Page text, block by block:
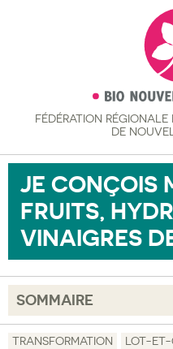
FÉDÉRATION RÉGIONALE
DE
JE CONÇOIS
FRUITS,
VINAIGRES
SOMMAIRE
TRANSFORMATION LOT-ET-